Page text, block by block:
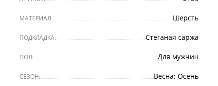
МАТЕРИАЛ: Шерсть
ПОДКЛАДКА: Стеганая саржа
ПОЛ: Для мужчин
СЕЗОН: Весна; Осень